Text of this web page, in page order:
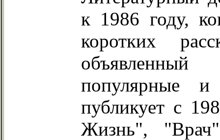
к 1986 году,
коротких
популярные
публикует с
Жизнь",